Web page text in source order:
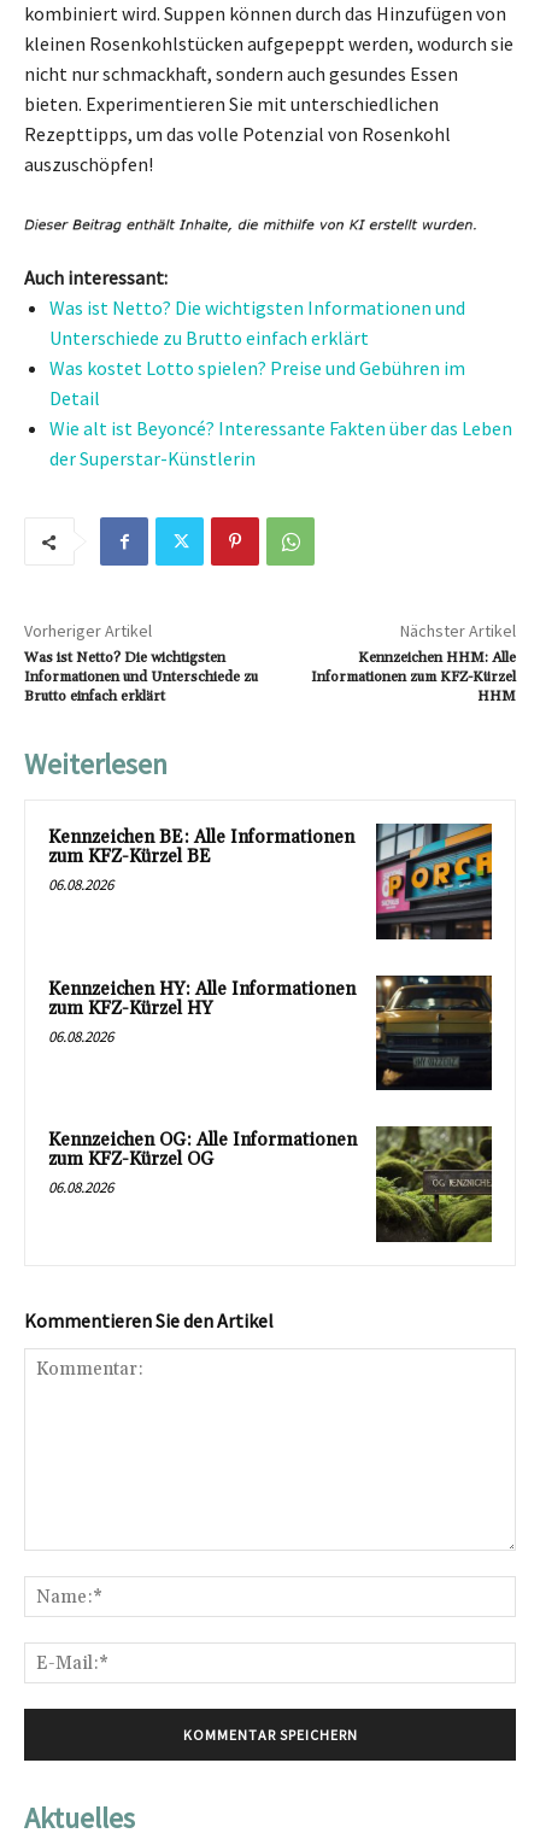
kombiniert wird. Suppen können durch das Hinzufügen von
kleinen Rosenkohlstücken aufgepeppt werden, wodurch sie
nicht nur schmackhaft, sondern auch gesundes Essen
bieten. Experimentieren Sie mit unterschiedlichen
Rezepttipps, um das volle Potenzial von Rosenkohl
auszuschöpfen!
Auch interessant:
Was ist Netto? Die wichtigsten Informationen und
Unterschiede zu Brutto einfach erklärt
Was kostet Lotto spielen? Preise und Gebühren im
Detail
Wie alt ist Beyoncé? Interessante Fakten über das Leben
der Superstar-Künstlerin
Vorheriger Artikel
Was ist Netto? Die wichtigsten
Informationen und Unterschiede zu
Brutto einfach erklärt
Nächster Artikel
Kennzeichen HHM: Alle
Informationen zum KFZ-Kürzel
HHM
Weiterlesen
Kennzeichen BE: Alle Informationen
zum KFZ-Kürzel BE
06.08.2026
Kennzeichen HY: Alle Informationen
zum KFZ-Kürzel HY
06.08.2026
Kennzeichen OG: Alle Informationen
zum KFZ-Kürzel OG
06.08.2026
Kommentieren Sie den Artikel
Aktuelles